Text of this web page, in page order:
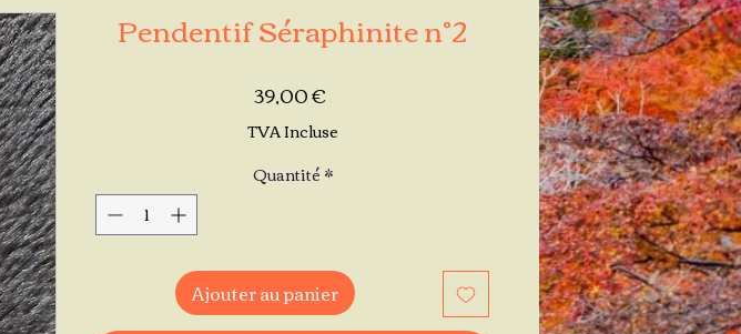
Pendentif Séraphinite n°2
39,00 €Prix
TVA Incluse
Quantité*
Ajouter au panier